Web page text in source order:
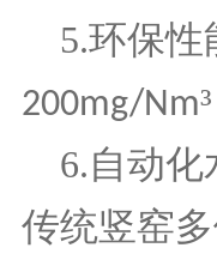
5.环保性
200mg/Nm
6.自动化
传统竖窑